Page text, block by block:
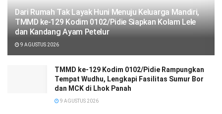
Dari Rumah Tak Layak Huni Menuju Keluarga Mandiri,
TMMD ke-129 Kodim 0102/Pidie Siapkan Kolam Lele
dan Kandang Ayam Petelur
9 AGUSTUS 2026
TMMD ke-129 Kodim 0102/Pidie Rampungkan
Tempat Wudhu, Lengkapi Fasilitas Sumur Bor
dan MCK di Lhok Panah
9 AGUSTUS 2026